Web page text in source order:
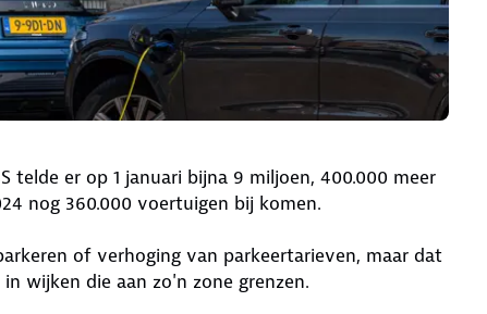
telde er op 1 januari bijna 9 miljoen, 400.000 meer
nog 360.000 voertuigen bij komen.
of verhoging van parkeertarieven, maar dat
wijken die aan zo'n zone grenzen.